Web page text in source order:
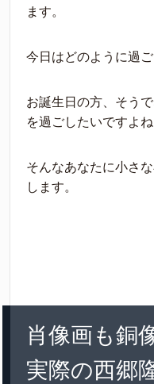
ます。
今日はどのように過
お誕生日の方、そう
を過ごしたいですよね
そんなあなたに小さ
します。
肖像画も銅
実際の西郷